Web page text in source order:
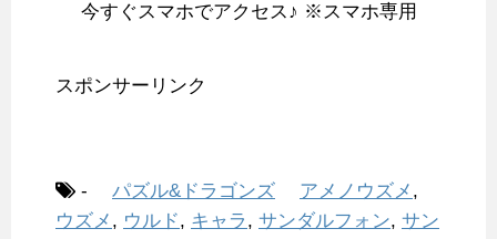
今すぐスマホでアクセス♪ ※スマホ専用
スポンサーリンク
- パズル&ドラゴンズ アメノウズメ ,
ウズメ , ウルド, キャラ , サンダルフォン, サン